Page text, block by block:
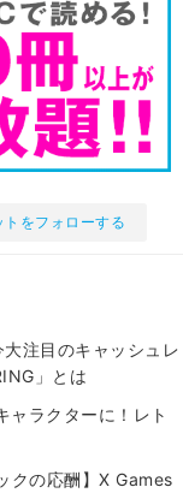
トをフォローする
注目のキャッシュレ
」とは
ラクターに！レト
クの応酬】X Games